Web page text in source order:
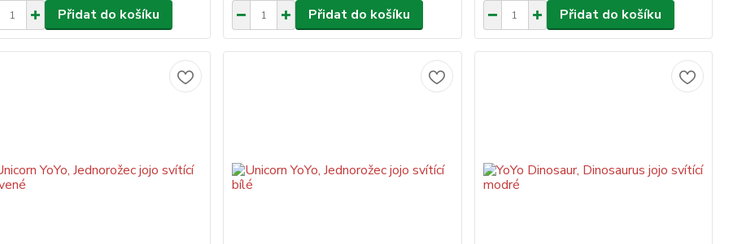
Přidat do košíku Přidat do košíku Přidat do košíku